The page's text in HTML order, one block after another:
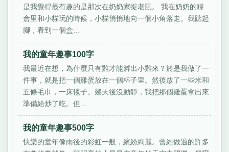
是我覺得最有趣的是那次在奶奶家捉老鼠。 我在奶奶的糧
倉里和小貓玩的時候，小貓悄悄地向一個小角落走。我踮起
腳，看到一個盒...
我的童年趣事100字
我最近在想，為什麼只有雞才能孵出小雞來？於是我做了一
件事，就是把一個雞蛋放在一個杯子里。然後放了一些米和
五條毛巾，一床毯子。幾天後沒動靜，我把那個雞蛋拿出來
準備給炒了吃。但...
我的童年趣事500字
快樂的童年像雨後的彩虹一般，繽紛絢麗。曾經做過的許多